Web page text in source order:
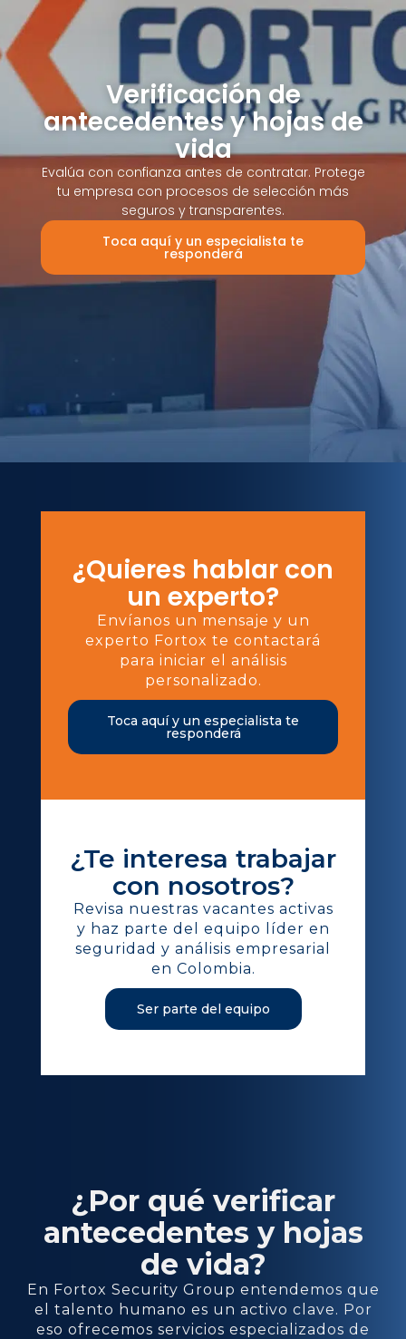
Verificación de
antecedentes y hojas de
vida
Evalúa con confianza antes de contratar. Protege
tu empresa con procesos de selección más
seguros y transparentes.
Toca aquí y un especialista te
responderá
¿Quieres hablar con
un experto?
Envíanos un mensaje y un
experto Fortox te contactará
para iniciar el análisis
personalizado.
Toca aquí y un especialista te
responderá
¿Te interesa trabajar
con nosotros?
Revisa nuestras vacantes activas
y haz parte del equipo líder en
seguridad y análisis empresarial
en Colombia.
Ser parte del equipo
¿Por qué verificar
antecedentes y hojas
de vida?
En Fortox Security Group entendemos que
el talento humano es un activo clave. Por
eso ofrecemos servicios especializados de